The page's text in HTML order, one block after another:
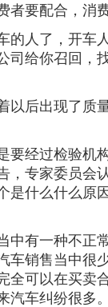
者要配合，消
人了，开车
司给你召回，
以后出现了质
要经过检验机
，专家委员会
是什么什么原
中有一种不正
车销售当中很
全可以在买卖
汽车纠纷很多